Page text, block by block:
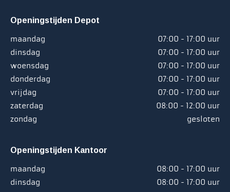
Openingstijden Depot
maandag
07:00 - 17:00 uur
dinsdag
07:00 - 17:00 uur
woensdag
07:00 - 17:00 uur
donderdag
07:00 - 17:00 uur
vrijdag
07:00 - 17:00 uur
zaterdag
08:00 - 12:00 uur
zondag
gesloten
Openingstijden Kantoor
maandag
08:00 - 17:00 uur
dinsdag
08:00 - 17:00 uur